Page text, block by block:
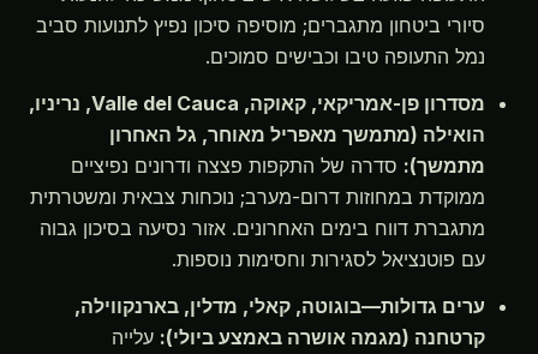
סיורי ביטחון מתגברים; מוסיפה סיכון נפיץ לתנועות סביב
נמל התעופה טיבו וכבישים סמוכים.
מסדרון פן-אמריקאי, קאוקה, Valle del Cauca, נריניו,
הואילה (מתמשך מאפריל מאוחר, גל האחרון
מתמשך): סדרה של התקפות פצצה ודרונים נפיציים
ממוקדת במחוזות דרום-מערב; נוכחות צבאית ומשטרתית
מתגברת דווח בימים האחרונים. אזור נסיעה בסיכון גבוה
עם פוטנציאל לסגירות וחסימות נוספות.
ערים גדולות—בוגוטה, קאלי, מדלין, בארנקווילה,
קרטחנה (מגמה אושרה באמצע ביולי): עלייה